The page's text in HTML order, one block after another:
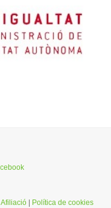
Afiliació Política de cookies